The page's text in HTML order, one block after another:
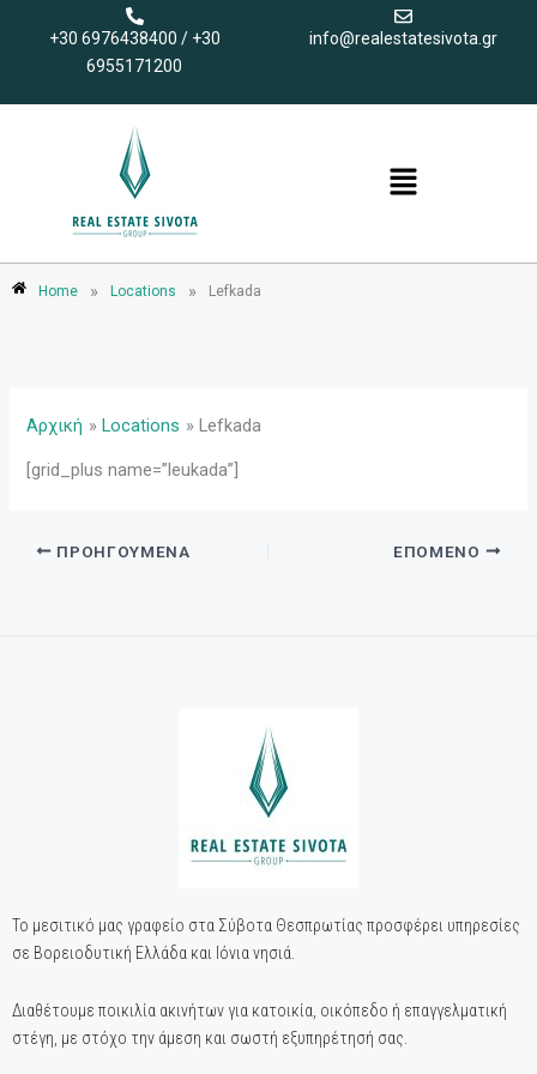
περιεχόμενο
+30 6976438400 / +30
6955171200
info@realestatesivota.gr
Menu
Home » Locations » Lefkada
Αρχική Locations Lefkada
[grid_plus name=”leukada”]
ΠΡΟΗΓΟΎΜΕΝΑ ΕΠΌΜΕΝΟ
Το μεσιτικό μας γραφείο στα Σύβοτα Θεσπρωτίας προσφέρει υπηρεσίες
σε Βορειοδυτική Ελλάδα και Ιόνια νησιά.
Διαθέτουμε ποικιλία ακινήτων για κατοικία, οικόπεδο ή επαγγελματική
στέγη, με στόχο την άμεση και σωστή εξυπηρέτησή σας.